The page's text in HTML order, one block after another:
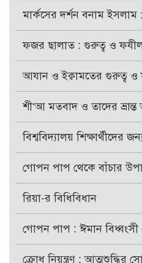
মার্কসের দর্শন বনাম ইসলাম :
ফজর ছালাত : গুরুত্ব ও
আযান ও ইক্বামতের গুরুত্ব
শী‘আ মতবাদ ও তাদের ভ্রান্ত
বিশ্ববিদ্যালয় শিক্ষার্থীদের
গোপন পাপ থেকে বাঁচার
রিয়া-র বিধিবিধান
গোপন পাপ : ঈমান
ক্রোধ নিয়ন্ত্রণ : আত্মশুদ্ধির